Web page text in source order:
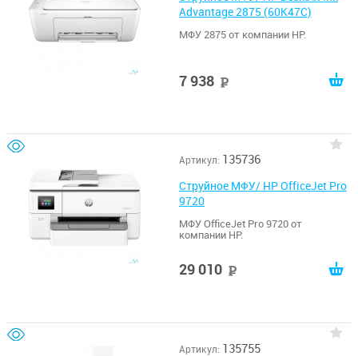
Advantage 2875 (60K47C)
МФУ 2875 от компании HP.
7 938
Артикул: 135736
Струйное МФУ/ HP OfficeJet Pro
9720
МФУ OfficeJet Pro 9720 от
компании HP.
29 010
Артикул: 135755